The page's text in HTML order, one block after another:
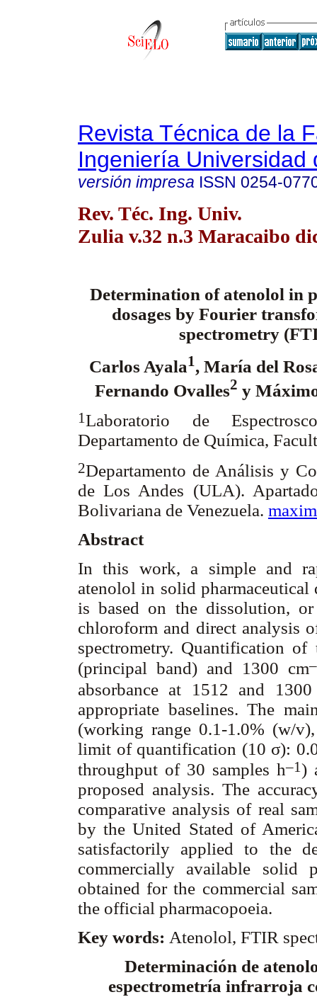
Revista Técnica de la
Ingeniería Universidad
versión impresa ISSN 0254-
Rev. Téc. Ing. Univ.
Zulia v.32 n.3 Maracaibo
Determination of atenolol in
dosages by Fourier
spectrometry
Carlos Ayala1 , María del
Fernando Ovalles2 y
1Laboratorio de
Departamento de Química,
2Departamento de Análisis y
de Los Andes (ULA).
Bolivariana de Venezuela.
Abstract
In this work, a simple and
atenolol in solid pharmaceutical
is based on the dissolution,
chloroform and direct analysis
spectrometry. Quantification
(principal band) and 1300 cm
absorbance at 1512 and
appropriate baselines. The
(working range 0.1-1.0% (w/
limit of quantification (10 σ):
throughput of 30 samples h–1)
proposed analysis. The
comparative analysis of real
by the United Stated of
satisfactorily applied to the
commercially available solid
obtained for the commercial
the official pharmacopoeia.
Key words: Atenolol, FTIR
Determinación de
espectrometría infrarroja